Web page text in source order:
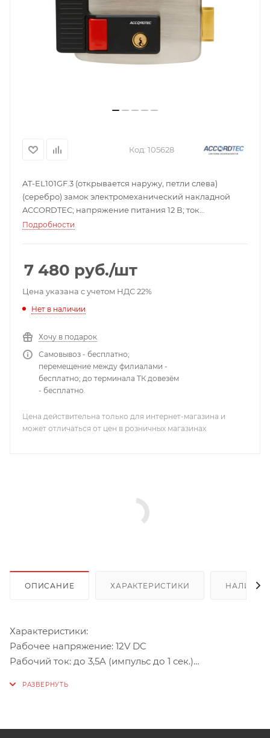
Код: 105628
AT-EL101GF.3 (открывается наружу, петли слева)
(серебро) замок электромеханический накладной
ACCORDTEC; напряжение питания 12 В; ток
потребления 3500 мА; никелированная сталь; от -30
Подробности
7 480 руб./шт
Цена указана с учетом НДС 22%
Нет в наличии
Хочу в подарок
Самовывоз - бесплатно;
перемещение между филиалами -
бесплатно; до терминала ТК довезём
- бесплатно.
Цена действительна только для интернет-магазина и
может отличаться от цен в розничных магазинах
ОПИСАНИЕ ХАРАКТЕРИСТИКИ НАЛИЧИЕ
Характеристики:
Рабочее напряжение: 12V DC
Рабочий ток: до 3,5A (импульс до 1 сек.)